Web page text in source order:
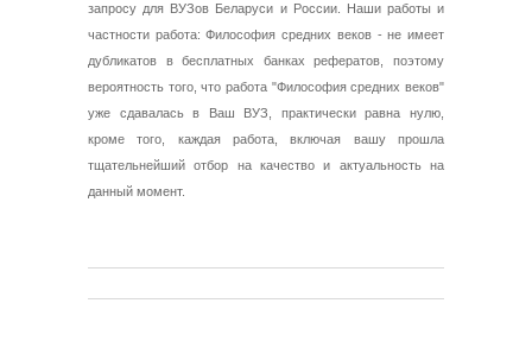
запросу для ВУЗов Беларуси и России. Наши работы и
частности работа: Философия средних веков - не имеет
дубликатов в бесплатных банках рефератов, поэтому
вероятность того, что работа "Философия средних веков"
уже сдавалась в Ваш ВУЗ, практически равна нулю,
кроме того, каждая работа, включая вашу прошла
тщательнейший отбор на качество и актуальность на
данный момент.